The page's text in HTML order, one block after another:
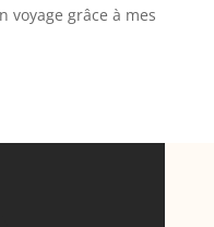
voyage grâce à mes